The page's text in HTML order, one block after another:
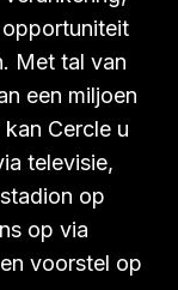
Met tal van
een miljoen
Cercle u
televisie,
op
op via
voorstel op